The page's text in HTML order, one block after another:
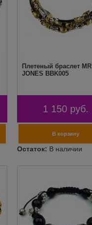
Плетеный браслет MR
JONES BBK005
1 150 руб.